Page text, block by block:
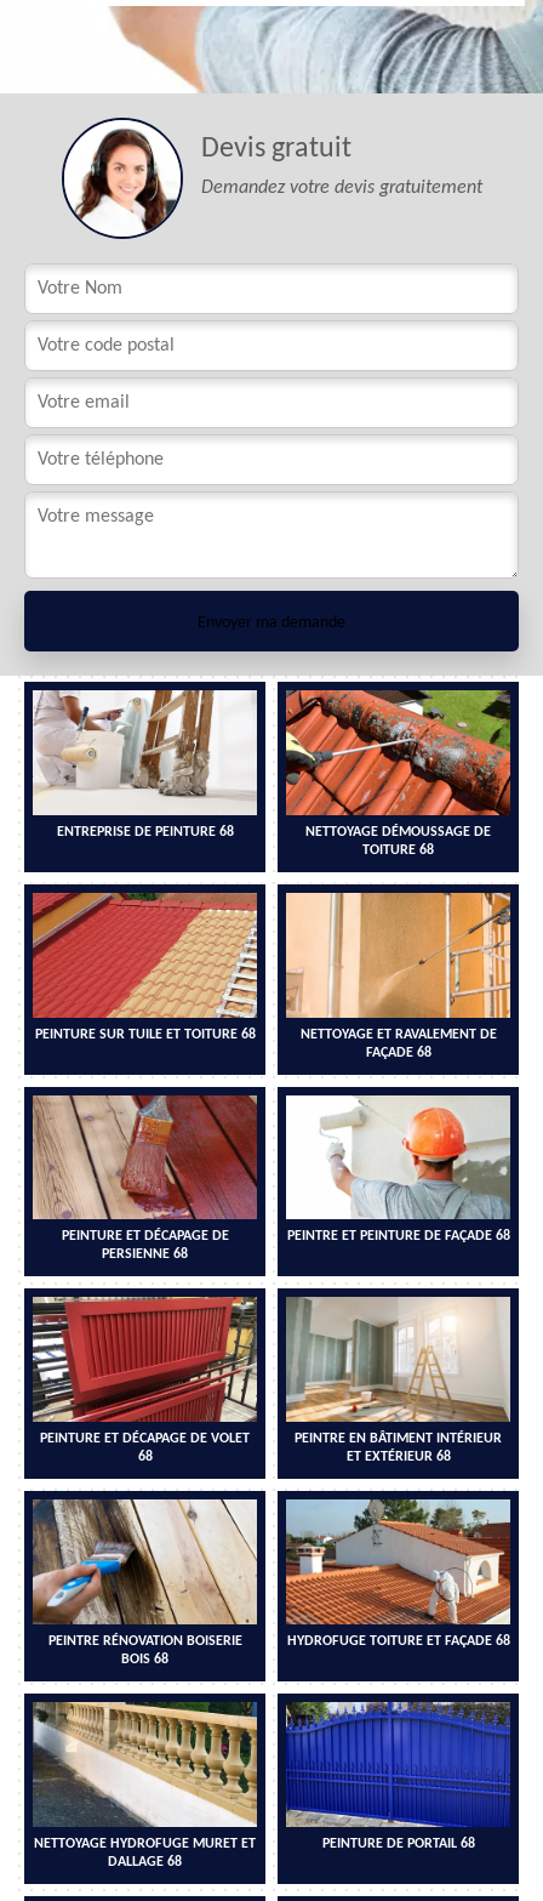
Devis gratuit
Demandez votre devis gratuitement
ENTREPRISE DE PEINTURE 68
NETTOYAGE DÉMOUSSAGE DE
TOITURE 68
PEINTURE SUR TUILE ET TOITURE 68
NETTOYAGE ET RAVALEMENT DE
FAÇADE 68
PEINTURE ET DÉCAPAGE DE
PERSIENNE 68
PEINTRE ET PEINTURE DE FAÇADE 68
PEINTURE ET DÉCAPAGE DE VOLET
68
PEINTRE EN BÂTIMENT INTÉRIEUR
ET EXTÉRIEUR 68
PEINTRE RÉNOVATION BOISERIE
BOIS 68
HYDROFUGE TOITURE ET FAÇADE 68
NETTOYAGE HYDROFUGE MURET ET
DALLAGE 68
PEINTURE DE PORTAIL 68